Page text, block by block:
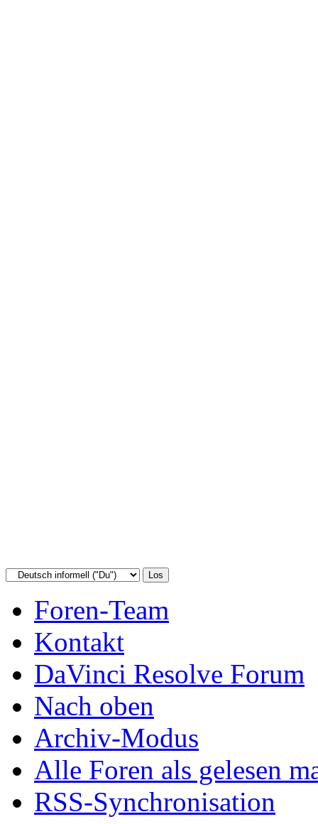
Foren-Team
Kontakt
DaVinci Resolve Forum
Nach oben
Archiv-Modus
Alle Foren als gelesen
RSS-Synchronisation